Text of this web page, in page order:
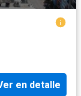
en detalle